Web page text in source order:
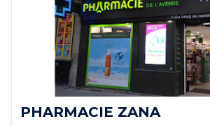
PHARMACIE ZANA